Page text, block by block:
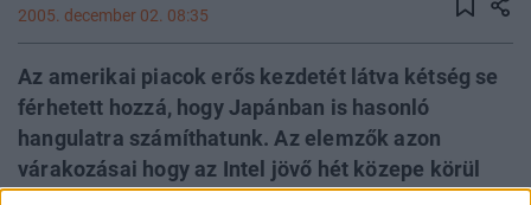
2005. december 02. 08:35
Az amerikai piacok erős kezdetét látva kétség se
férhetett hozzá, hogy Japánban is hasonló
hangulatra számíthatunk. Az elemzők azon
várakozásai hogy az Intel jövő hét közepe körül